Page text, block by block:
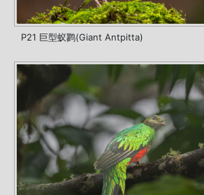
P21 巨型蚁鹨(Giant Antpitta)